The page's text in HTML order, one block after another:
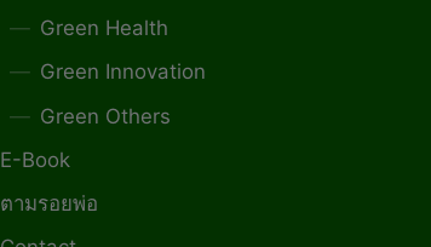
Green Health
Green Innovation
Green Others
E-Book
ตามรอยพ่อ